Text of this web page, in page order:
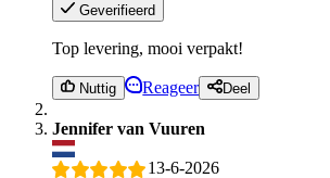
Geverifieerd
Top levering, mooi verpakt!
Nuttig Reageer Deel
Jennifer van Vuuren
13-6-2026